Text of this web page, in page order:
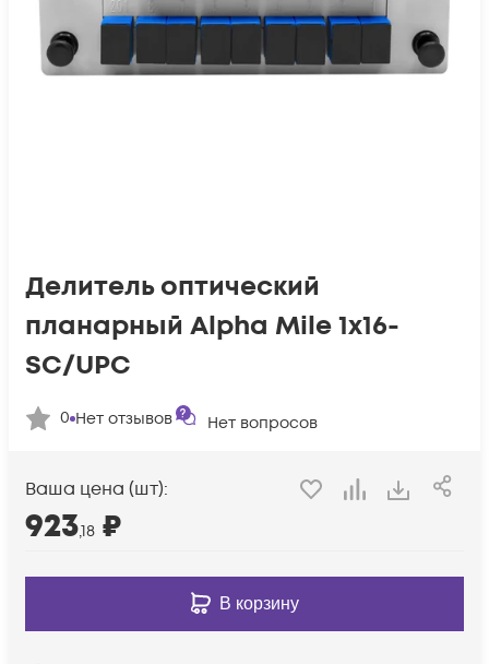
Делитель оптический
планарный Alpha Mile 1x16-
SC/UPC
0 Нет отзывов Нет вопросов
Ваша цена (шт):
923,18 ₽
В корзину